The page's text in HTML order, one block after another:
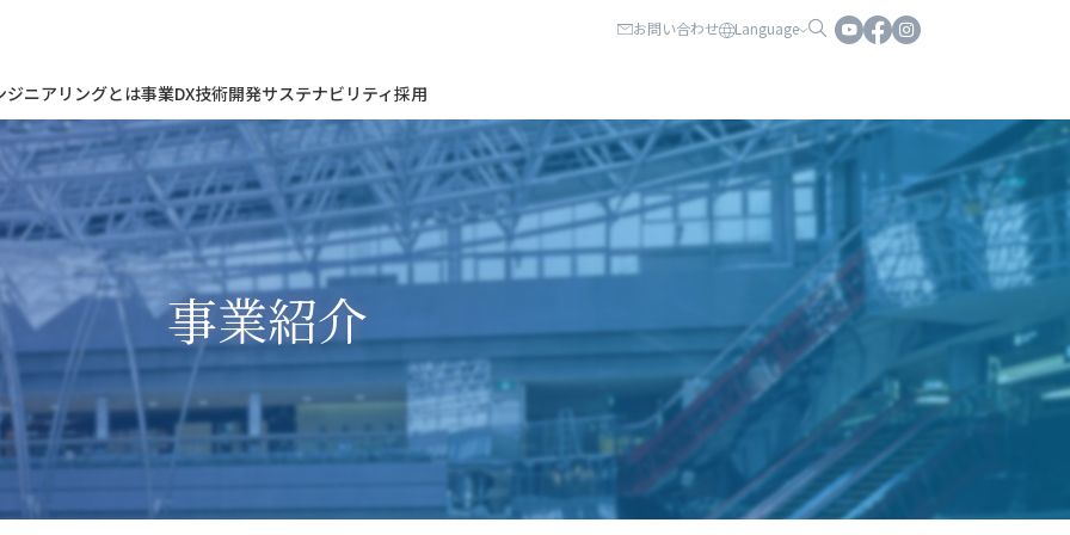
ジニアリングとは事業DX技術開発サステナビリティ採用
お問い合わせ Language
事業紹介